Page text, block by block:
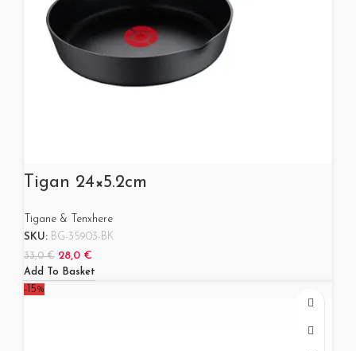
Tigan 24×5.2cm
Tigane & Tenxhere
SKU: BG-35903-BK
33,0€ 28,0 €
Add To Basket
-15%